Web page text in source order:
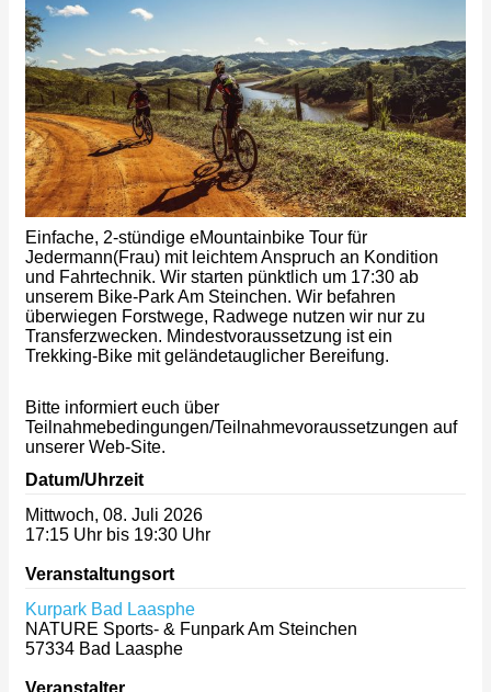
Einfache, 2-stündige eMountainbike Tour für
Jedermann(Frau) mit leichtem Anspruch an Kondition
und Fahrtechnik. Wir starten pünktlich um 17:30 ab
unserem Bike-Park Am Steinchen. Wir befahren
überwiegen Forstwege, Radwege nutzen wir nur zu
Transferzwecken. Mindestvoraussetzung ist ein
Trekking-Bike mit geländetauglicher Bereifung.
Bitte informiert euch über
Teilnahmebedingungen/Teilnahmevoraussetzungen auf
unserer Web-Site.
Datum/Uhrzeit
Mittwoch, 08. Juli 2026
17:15 Uhr bis 19:30 Uhr
Veranstaltungsort
Kurpark Bad Laasphe
NATURE Sports- & Funpark Am Steinchen
57334 Bad Laasphe
Veranstalter